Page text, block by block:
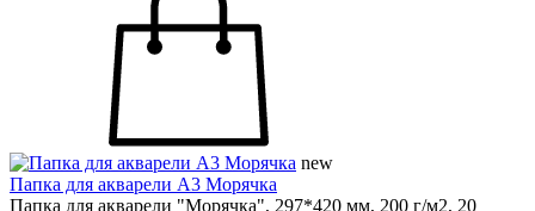
new
Папка для акварели А3 Морячка
Папка для акварели "Морячка", 297*420 мм, 200 г/м2, 20